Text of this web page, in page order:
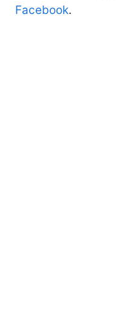
Facebook.